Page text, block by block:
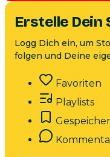
Erstelle
Logg Dich ein, um
folgen und Deine
Favoriten
Playlists